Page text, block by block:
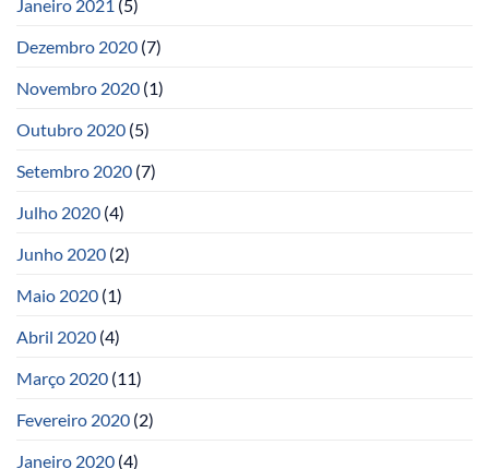
Janeiro 2021 (5)
Dezembro 2020 (7)
Novembro 2020 (1)
Outubro 2020 (5)
Setembro 2020 (7)
Julho 2020 (4)
Junho 2020 (2)
Maio 2020 (1)
Abril 2020 (4)
Março 2020 (11)
Fevereiro 2020 (2)
Janeiro 2020 (4)